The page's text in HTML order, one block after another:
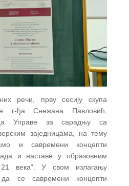
речи, прву сесију скупа
г-ђа Снежана Павловић,
Управе за сарадњу са
заједницама, на тему
и савремени концепти
и наставе у образовним
века“. У свом излагању
се савремени концепти